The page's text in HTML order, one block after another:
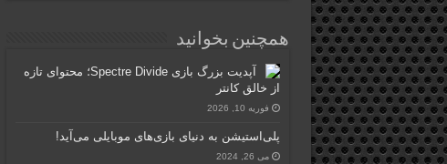
همچنین بخوانید
آپدیت بزرگ بازی Spectre Divide؛ محتوای تازه
از خالق کانتر
فوریه 10, 2026
پلی‌استیشن به دنیای بازی‌های موبایلی می‌آید!
می 26, 2024